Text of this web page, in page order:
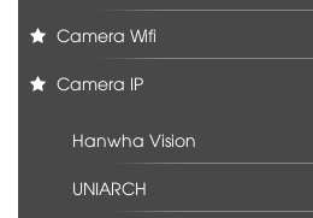
Camera Wifi
Camera IP
Hanwha Vision
UNIARCH